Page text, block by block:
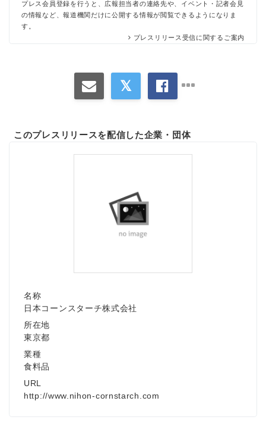
プレス会員登録を行うと、広報担当者の連絡先や、イベント・記者会見
の情報など、報道機関だけに公開する情報が閲覧できるようになりま
す。
プレスリリース受信に関するご案内
このプレスリリースを配信した企業・団体
名称
日本コーンスターチ株式会社
所在地
東京都
業種
食料品
URL
http://www.nihon-cornstarch.com